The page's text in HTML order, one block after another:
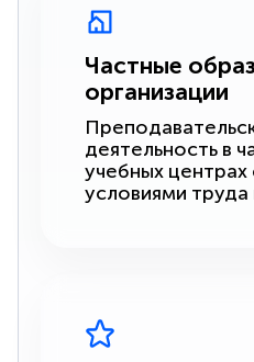
Частные
организации
деятельность в
учебных центрах
условиями